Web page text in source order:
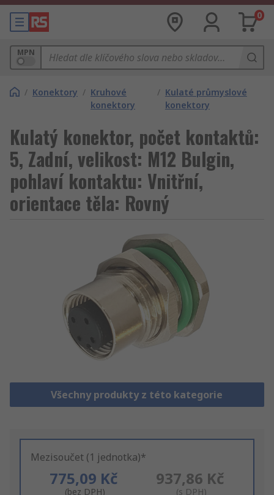
0
MPN
/ Konektory / Kruhové
konektory
/ Kulaté průmyslové
konektory
Kulatý konektor, počet kontaktů:
5, Zadní, velikost: M12 Bulgin,
pohlaví kontaktu: Vnitřní,
orientace těla: Rovný
Všechny produkty z této kategorie
Mezisoučet (1 jednotka)*
775,09 Kč
(bez DPH)
937,86 Kč
(s DPH)